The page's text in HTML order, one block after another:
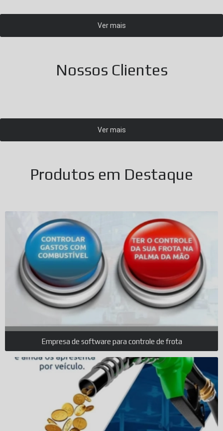
Ver mais
Nossos Clientes
Ver mais
Produtos em Destaque
Empresa de software para controle de frota